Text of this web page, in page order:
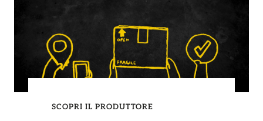
SCOPRI IL PRODUTTORE